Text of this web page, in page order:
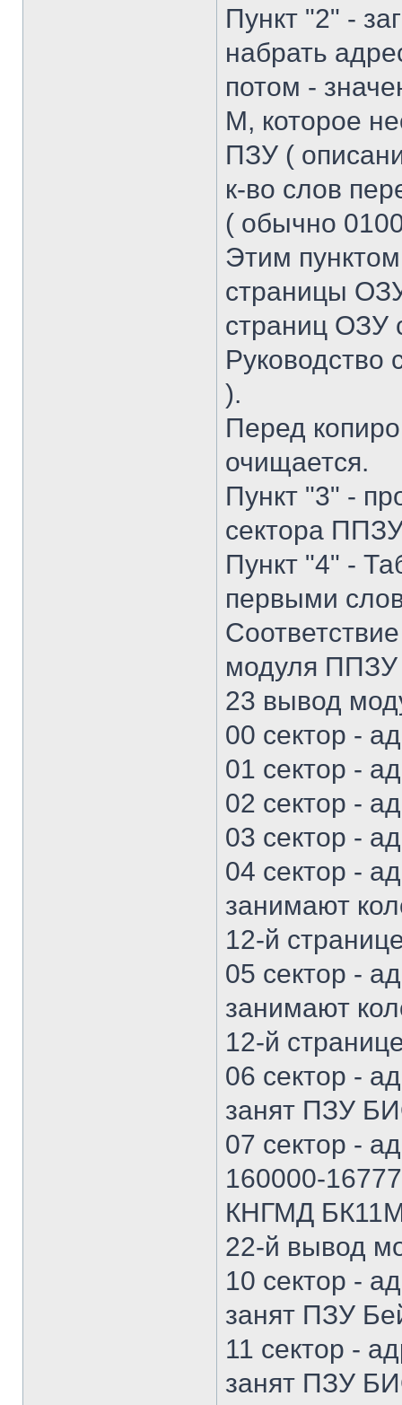
Пункт "2" -
набрать
потом -
М, которое
ПЗУ (
к-во слов
( обычно
Этим
страницы
страниц ОЗУ
Руководство
).
Перед
очищается.
Пункт "3" -
сектора
Пункт "4" -
первыми
модуля ППЗУ
23 вывод
00 сектор -
01 сектор -
02 сектор -
03 сектор -
04 сектор -
занимают
12-й
05 сектор -
занимают
12-й
06 сектор -
занят ПЗУ
07 сектор -
160000-
КНГМД
22-й вывод
10 сектор -
занят ПЗУ
11 сектор -
занят ПЗУ